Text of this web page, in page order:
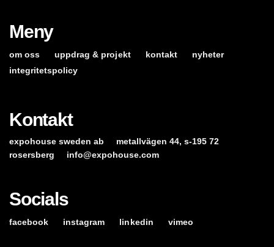
Meny
om oss uppdrag & projekt kontakt
nyheter
integritetspolicy
Kontakt
expohouse sweden ab
metallvägen 44, s-195 72
rosersberg
info@expohouse.com
Socials
facebook instagram linkedin vimeo